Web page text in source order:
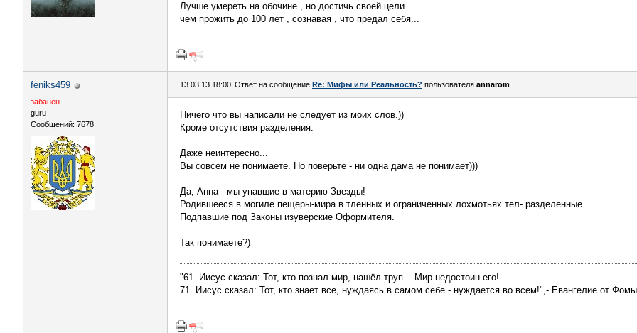
Лучше умереть на обочине , но достичь своей цели...
чем прожить до 100 лет , сознавая , что предал себя...
feniks459
забанен
guru
Сообщений: 7678
13.03.13 18:00 Ответ на сообщение Re: Мифы или Реальность? пользователя annarom
Ничего что вы написали не следует из моих слов.))
Кроме отсутствия разделения.
Даже неинтересно...
Вы совсем не понимаете. Но поверьте - ни одна дама не понимает)))
Да, Анна - мы упавшие в материю Звезды!
Родившееся в могиле пещеры-мира в тленных и ограниченных лохмотьях тел- разделенные.
Подпавшие под Законы изуверские Оформителя.
Так понимаете?)
"61. Иисус сказал: Тот, кто познал мир, нашёл труп... Мир недостоин его!
71. Иисус сказал: Тот, кто знает все, нуждаясь в самом себе - нуждается во всем!",- Евангелие от